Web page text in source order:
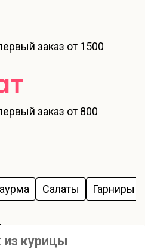
заказ от 1500
заказ от 800
Салаты Гарниры
курицы